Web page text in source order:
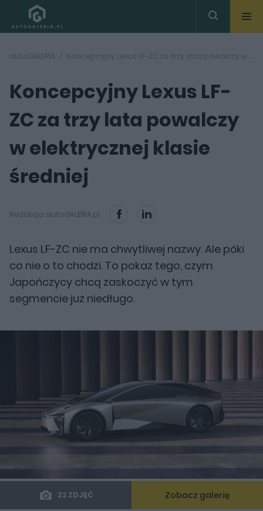
autoGALERIA Koncepcyjny Lexus LF-ZC za trzy lata powalczy w elektrycznej klasie średniej
Koncepcyjny Lexus LF-
ZC za trzy lata powalczy
w elektrycznej klasie
średniej
Redakcja autoGALERIA.pl
Lexus LF-ZC nie ma chwytliwej nazwy. Ale póki
co nie o to chodzi. To pokaz tego, czym
Japończycy chcą zaskoczyć w tym
segmencie już niedługo.
22 ZDJĘĆ Zobacz galerię